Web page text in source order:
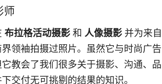
师
布拉格活动摄影和 人像摄影并为来自
领袖拍摄过照片。虽然它与时尚广告
教会了我们很多关于摄影、沟通、品
交付无可挑剔的结果的知识。